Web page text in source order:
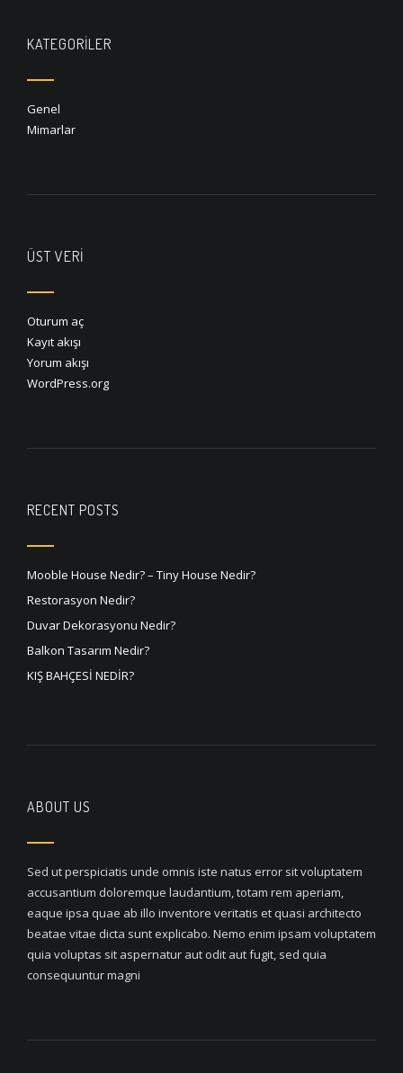
KATEGORILER
Genel
Mimarlar
ÜST VERI
Oturum aç
Kayıt akışı
Yorum akışı
WordPress.org
RECENT POSTS
Mooble House Nedir? – Tiny House Nedir?
Restorasyon Nedir?
Duvar Dekorasyonu Nedir?
Balkon Tasarım Nedir?
KIŞ BAHÇESİ NEDİR?
ABOUT US
Sed ut perspiciatis unde omnis iste natus error sit voluptatem
accusantium doloremque laudantium, totam rem aperiam,
eaque ipsa quae ab illo inventore veritatis et quasi architecto
beatae vitae dicta sunt explicabo. Nemo enim ipsam voluptatem
quia voluptas sit aspernatur aut odit aut fugit, sed quia
consequuntur magni